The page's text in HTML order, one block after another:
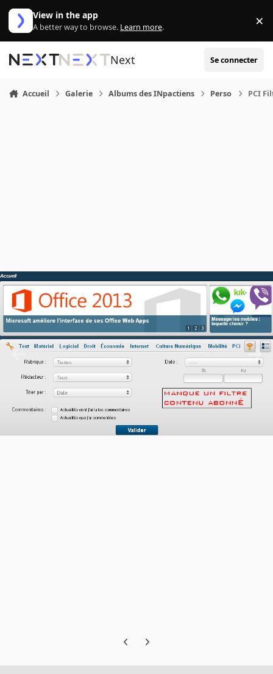
Aller au contenu
View in the app
A better way to browse. Learn more. ×
Next Se connecter
Accueil Galerie Albums des INpactiens Perso PCI
Previous carousel slide
Next carousel slide